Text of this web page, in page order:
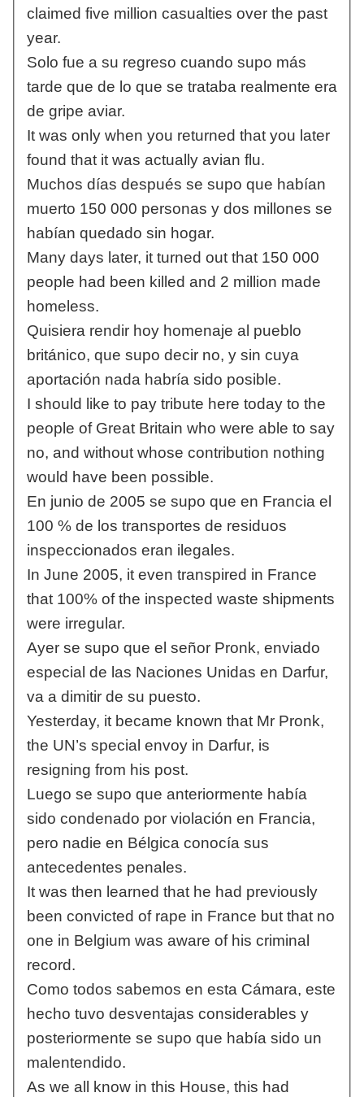
claimed five million casualties over the past
year.
Solo fue a su regreso cuando supo más
tarde que de lo que se trataba realmente era
de gripe aviar.
It was only when you returned that you later
found that it was actually avian flu.
Muchos días después se supo que habían
muerto 150 000 personas y dos millones se
habían quedado sin hogar.
Many days later, it turned out that 150 000
people had been killed and 2 million made
homeless.
Quisiera rendir hoy homenaje al pueblo
británico, que supo decir no, y sin cuya
aportación nada habría sido posible.
I should like to pay tribute here today to the
people of Great Britain who were able to say
no, and without whose contribution nothing
would have been possible.
En junio de 2005 se supo que en Francia el
100 % de los transportes de residuos
inspeccionados eran ilegales.
In June 2005, it even transpired in France
that 100% of the inspected waste shipments
were irregular.
Ayer se supo que el señor Pronk, enviado
especial de las Naciones Unidas en Darfur,
va a dimitir de su puesto.
Yesterday, it became known that Mr Pronk,
the UN’s special envoy in Darfur, is
resigning from his post.
Luego se supo que anteriormente había
sido condenado por violación en Francia,
pero nadie en Bélgica conocía sus
antecedentes penales.
It was then learned that he had previously
been convicted of rape in France but that no
one in Belgium was aware of his criminal
record.
Como todos sabemos en esta Cámara, este
hecho tuvo desventajas considerables y
posteriormente se supo que había sido un
malentendido.
As we all know in this House, this had